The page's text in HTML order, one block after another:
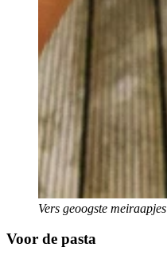
Vers geoogste meiraapjes
Voor de pasta